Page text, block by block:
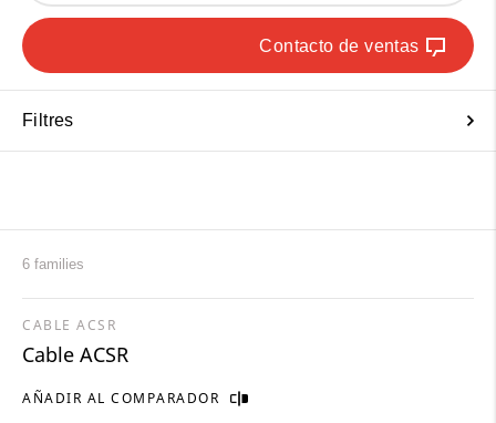
Contacto de ventas
Filtres
6 families
AÑADIR AL COMPARADOR
CABLE ACSR
Cable ACSR